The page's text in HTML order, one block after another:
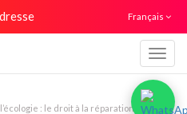
Français
: le droit à la réparation des